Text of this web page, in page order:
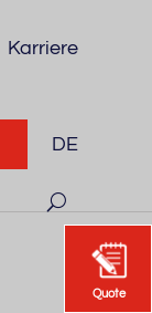
Quote
Quote
Karriere
DE